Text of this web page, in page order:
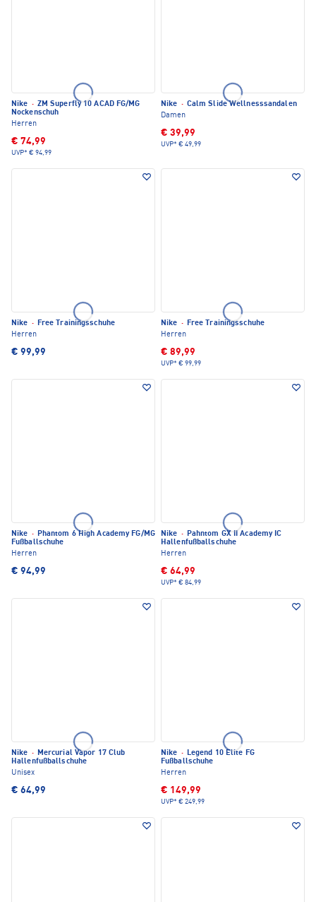
Nike · ZM Superfly 10 ACAD FG/MG
Nockenschuh
Herren
€ 74,99
UVP* € 94,99
Nike · Calm Slide Wellnesssandalen
Damen
€ 39,99
UVP* € 49,99
Nike · Free Trainingsschuhe
Herren
€ 99,99
Nike · Free Trainingsschuhe
Herren
€ 89,99
UVP* € 99,99
Nike · Phantom 6 High Academy FG/MG
Fußballschuhe
Herren
€ 94,99
Nike · Pahntom GX II Academy IC
Hallenfußballschuhe
Herren
€ 64,99
UVP* € 84,99
Nike · Mercurial Vapor 17 Club
Hallenfußballschuhe
Unisex
€ 64,99
Nike · Legend 10 Elite FG
Fußballschuhe
Herren
€ 149,99
UVP* € 249,99